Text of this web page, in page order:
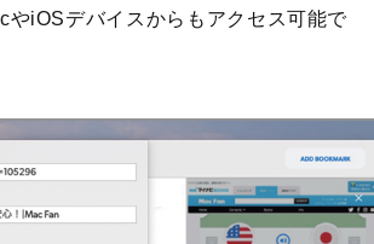
iOSデバイスからもアクセス可能で